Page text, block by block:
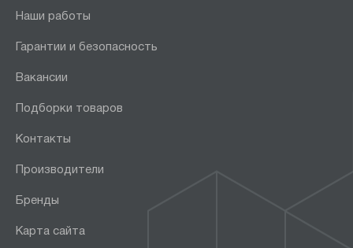
Наши работы
Гарантии и безопасность
Вакансии
Подборки товаров
Контакты
Производители
Бренды
Карта сайта